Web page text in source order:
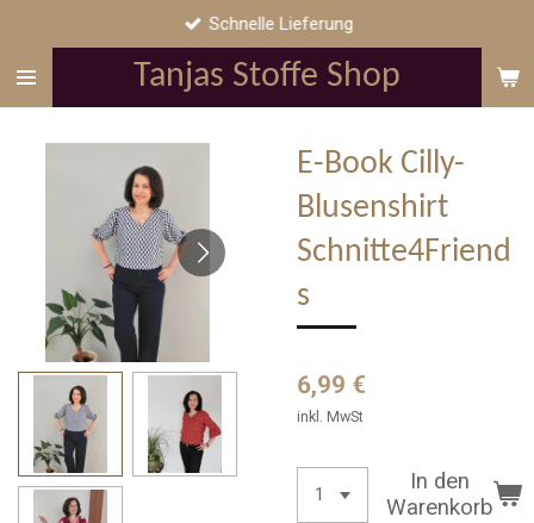
springen
Tanjas Stoffe Shop
Schnelle Lieferung
E-Book Cilly-
Blusenshirt
Schnitte4Friend
s
6,99 €
inkl. MwSt
In den
Warenkorb